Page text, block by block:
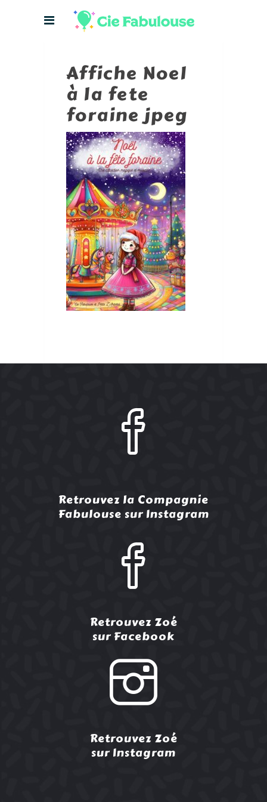
Affiche Noel
à la fete
foraine jpeg
Retrouvez la Compagnie
Fabulouse sur Instagram
Retrouvez Zoé
sur Facebook
Retrouvez Zoé
sur Instagram